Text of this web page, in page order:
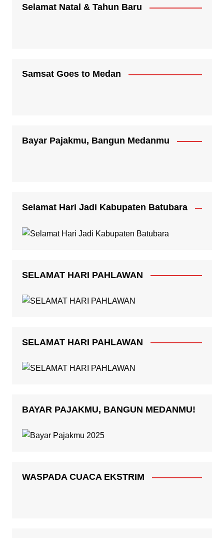
Selamat Natal & Tahun Baru
Samsat Goes to Medan
Bayar Pajakmu, Bangun Medanmu
Selamat Hari Jadi Kabupaten Batubara
SELAMAT HARI PAHLAWAN
SELAMAT HARI PAHLAWAN
BAYAR PAJAKMU, BANGUN MEDANMU!
WASPADA CUACA EKSTRIM